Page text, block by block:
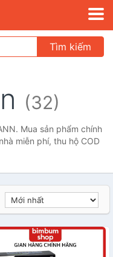
Tìm kiếm
(32)
Mua sản phẩm chính
miễn phí, thu hộ COD